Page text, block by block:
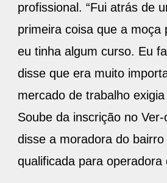
profissional. “Fui atrás de
primeira coisa que a moça
eu tinha algum curso. Eu
disse que era muito
mercado de trabalho
Soube da inscrição no Ver-
disse a moradora do bairro
qualificada para operadora